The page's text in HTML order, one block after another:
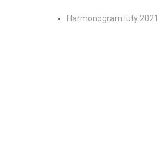
Harmonogram luty 2021